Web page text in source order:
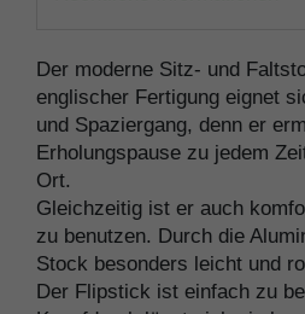
Der moderne Sitz- und
englischer Fertigung eignet
und Spaziergang, denn er
Erholungspause zu jedem
Ort.
Gleichzeitig ist er auch
zu benutzen. Durch die
Stock besonders leicht und
Der Flipstick ist einfach zu